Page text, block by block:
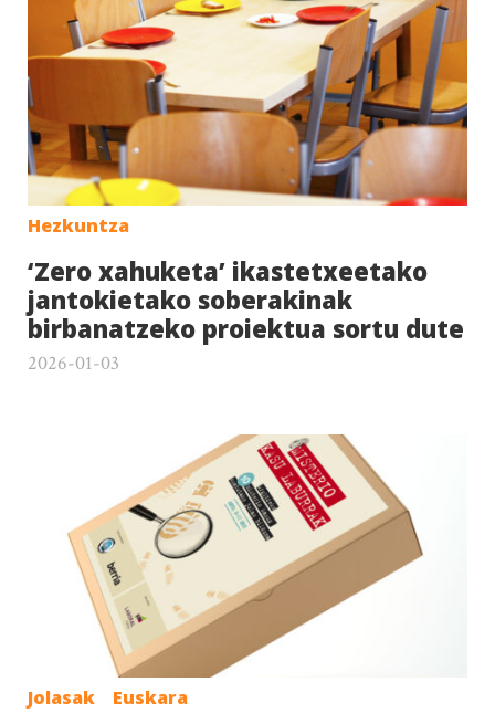
Hezkuntza
‘Zero xahuketa’ ikastetxeetako
jantokietako soberakinak
birbanatzeko proiektua sortu dute
2026-01-03
Euskara
Jolasak